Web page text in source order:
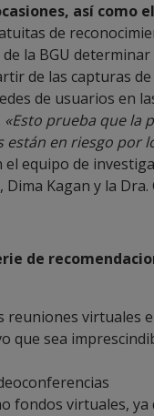
así como
de
la BGU
de las capturas
de usuarios en
«Esto prueba que la
en riesgo por
el equipo de
Dima Kagan y la
de
reuniones virtuales
que sea
fondos virtuales,